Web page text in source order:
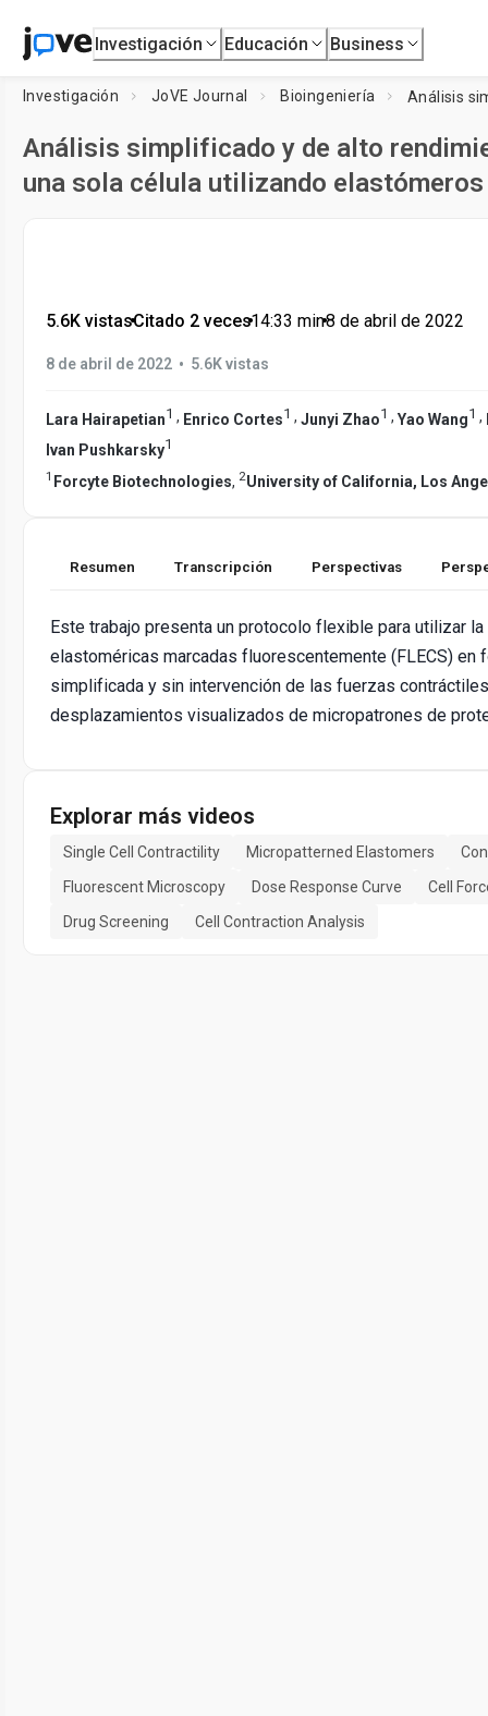
Investigación Educación Business
Investigación JoVE Journal Bioingeniería
Análisis simplificado y de alto
una sola célula utilizando
5.6K vistas•Citado 2 veces•14:33 min•8 de abril de 2022
8 de abril de 2022 • 5.6K vistas
Lara Hairapetian1 , Enrico Cortes1 , Junyi Zhao1 , Yao Wang1 ,
Ivan Pushkarsky1
1 Forcyte Biotechnologies, 2University of California, Los
Resumen Transcripción Perspectivas
Este trabajo presenta un protocolo flexible para utilizar
elastoméricas marcadas fluorescentemente (FLECS)
simplificada y sin intervención de las fuerzas
desplazamientos visualizados de micropatrones de
Explorar más videos
Single Cell Contractility Micropatterned Elastomers
Fluorescent Microscopy
Dose Response Curve
Cell
Drug Screening
Cell Contraction Analysis